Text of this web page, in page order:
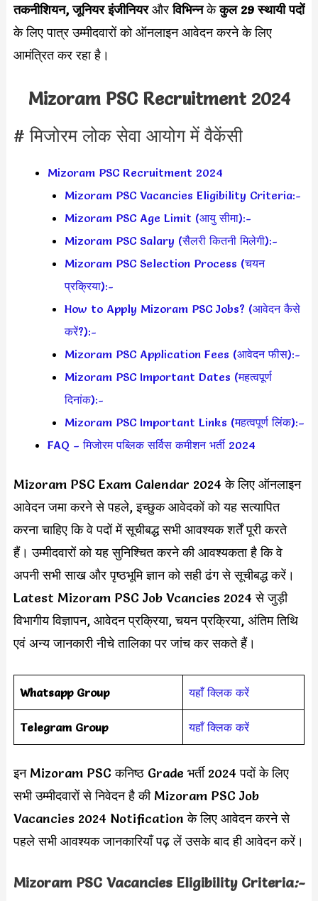
तकनीशियन, जूनियर इंजीनियरऔरविभिन्नकेकुल 29 स्थायी पदों
के लिए पात्र उम्मीदवारों को ऑनलाइन आवेदन करने के लिए
आमंत्रित कर रहा है।
Mizoram PSC Recruitment 2024
# मिजोरम लोक सेवा आयोग में वैकेंसी
Mizoram PSC Recruitment 2024
Mizoram PSC Vacancies Eligibility Criteria:-
Mizoram PSC Age Limit (आयु सीमा):-
Mizoram PSC Salary (सैलरी कितनी मिलेगी):-
Mizoram PSC Selection Process (चयन
प्रक्रिया):-
How to Apply Mizoram PSC Jobs? (आवेदन कैसे
करें?):-
Mizoram PSC Application Fees (आवेदन फीस):-
Mizoram PSC Important Dates (महत्वपूर्ण
दिनांक):-
Mizoram PSC Important Links (महत्वपूर्ण लिंक):–
FAQ – मिजोरम पब्लिक सर्विस कमीशन भर्ती 2024
Mizoram PSC Exam Calendar 2024 के लिए ऑनलाइन
आवेदन जमा करने से पहले, इच्छुक आवेदकों को यह सत्यापित
करना चाहिए कि वे पदों में सूचीबद्ध सभी आवश्यक शर्तें पूरी करते
हैं। उम्मीदवारों को यह सुनिश्चित करने की आवश्यकता है कि वे
अपनी सभी साख और पृष्ठभूमि ज्ञान को सही ढंग से सूचीबद्ध करें।
Latest Mizoram PSC Job Vcancies 2024 से जुड़ी
विभागीय विज्ञापन, आवेदन प्रक्रिया, चयन प्रक्रिया, अंतिम तिथि
एवं अन्य जानकारी नीचे तालिका पर जांच कर सकते हैं।
Whatsapp Group यहाँ क्लिक करें
Telegram Group यहाँ क्लिक करें
इन Mizoram PSC कनिष्ठ Grade भर्ती 2024 पदों के लिए
सभी उम्मीदवारों से निवेदन है की Mizoram PSC Job
Vacancies 2024 Notification के लिए आवेदन करने से
पहले सभी आवश्यक जानकारियाँ पढ़ लें उसके बाद ही आवेदन करें।
Mizoram PSC Vacancies Eligibility Criteria:-